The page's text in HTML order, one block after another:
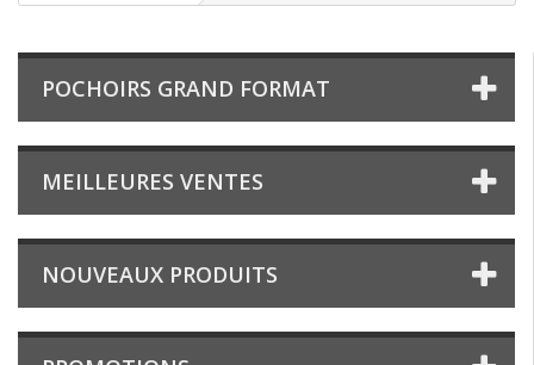
POCHOIRS GRAND FORMAT
MEILLEURES VENTES
NOUVEAUX PRODUITS